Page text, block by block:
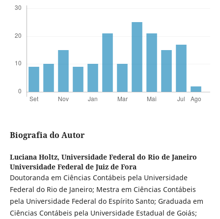
Biografia do Autor
Luciana Holtz, Universidade Federal do Rio de Janeiro
Universidade Federal de Juiz de Fora
Doutoranda em Ciências Contábeis pela Universidade
Federal do Rio de Janeiro; Mestra em Ciências Contábeis
pela Universidade Federal do Espírito Santo; Graduada em
Ciências Contábeis pela Universidade Estadual de Goiás;